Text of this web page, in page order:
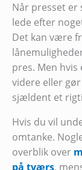
Når presset er
lede efter
Det kan være
pres. Men
videre eller
sjældent et
Hvis du vil
omtanke.
overblik over
på tværs,